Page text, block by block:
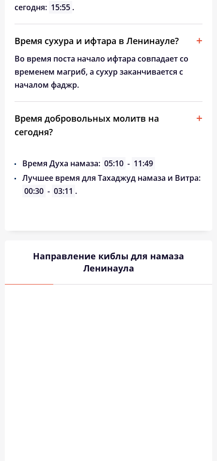
сегодня: 15:55 .
Время сухура и ифтара в Ленинауле?
Во время поста начало ифтара совпадает со
временем магриб, а сухур заканчивается с
началом фаджр.
Время добровольных молитв на
сегодня?
Время Духа намаза: 05:10 - 11:49
Лучшее время для Тахаджуд намаза и Витра:
00:30 - 03:11 .
Направление киблы для намаза
Ленинаула